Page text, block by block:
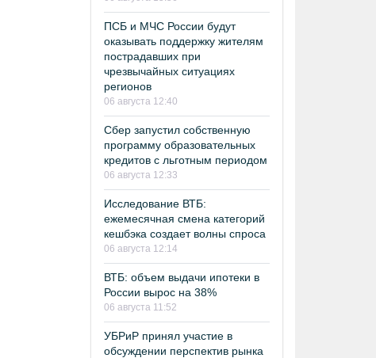
ПСБ и МЧС России будут
оказывать поддержку жителям
пострадавших при
чрезвычайных ситуациях
регионов
06 августа 12:40
Сбер запустил собственную
программу образовательных
кредитов с льготным периодом
06 августа 12:33
Исследование ВТБ:
ежемесячная смена категорий
кешбэка создает волны спроса
06 августа 12:14
ВТБ: объем выдачи ипотеки в
России вырос на 38%
06 августа 11:52
УБРиР принял участие в
обсуждении перспектив рынка